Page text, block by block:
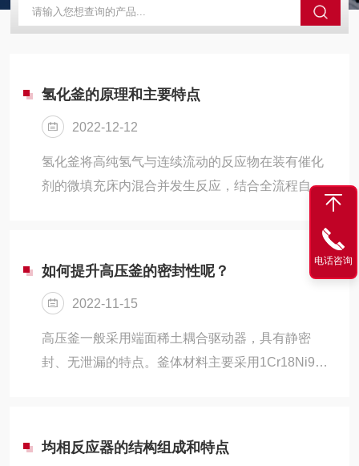
氢化釜的原理和主要特点
2022-12-12
氢化釜将高纯氢气与连续流动的反应物在装有催化
剂的微填充床内混合并发生反应，结合全流程自动
如何提升高压釜的密封性呢？
2022-11-15
高压釜一般采用端面稀土耦合驱动器，具有静密
封、无泄漏的特点。釜体材料主要采用1Cr18Ni9Ti
拌。出料方式有上出料和下出料两种，供用户订货
均相反应器的结构组成和特点
电话咨询